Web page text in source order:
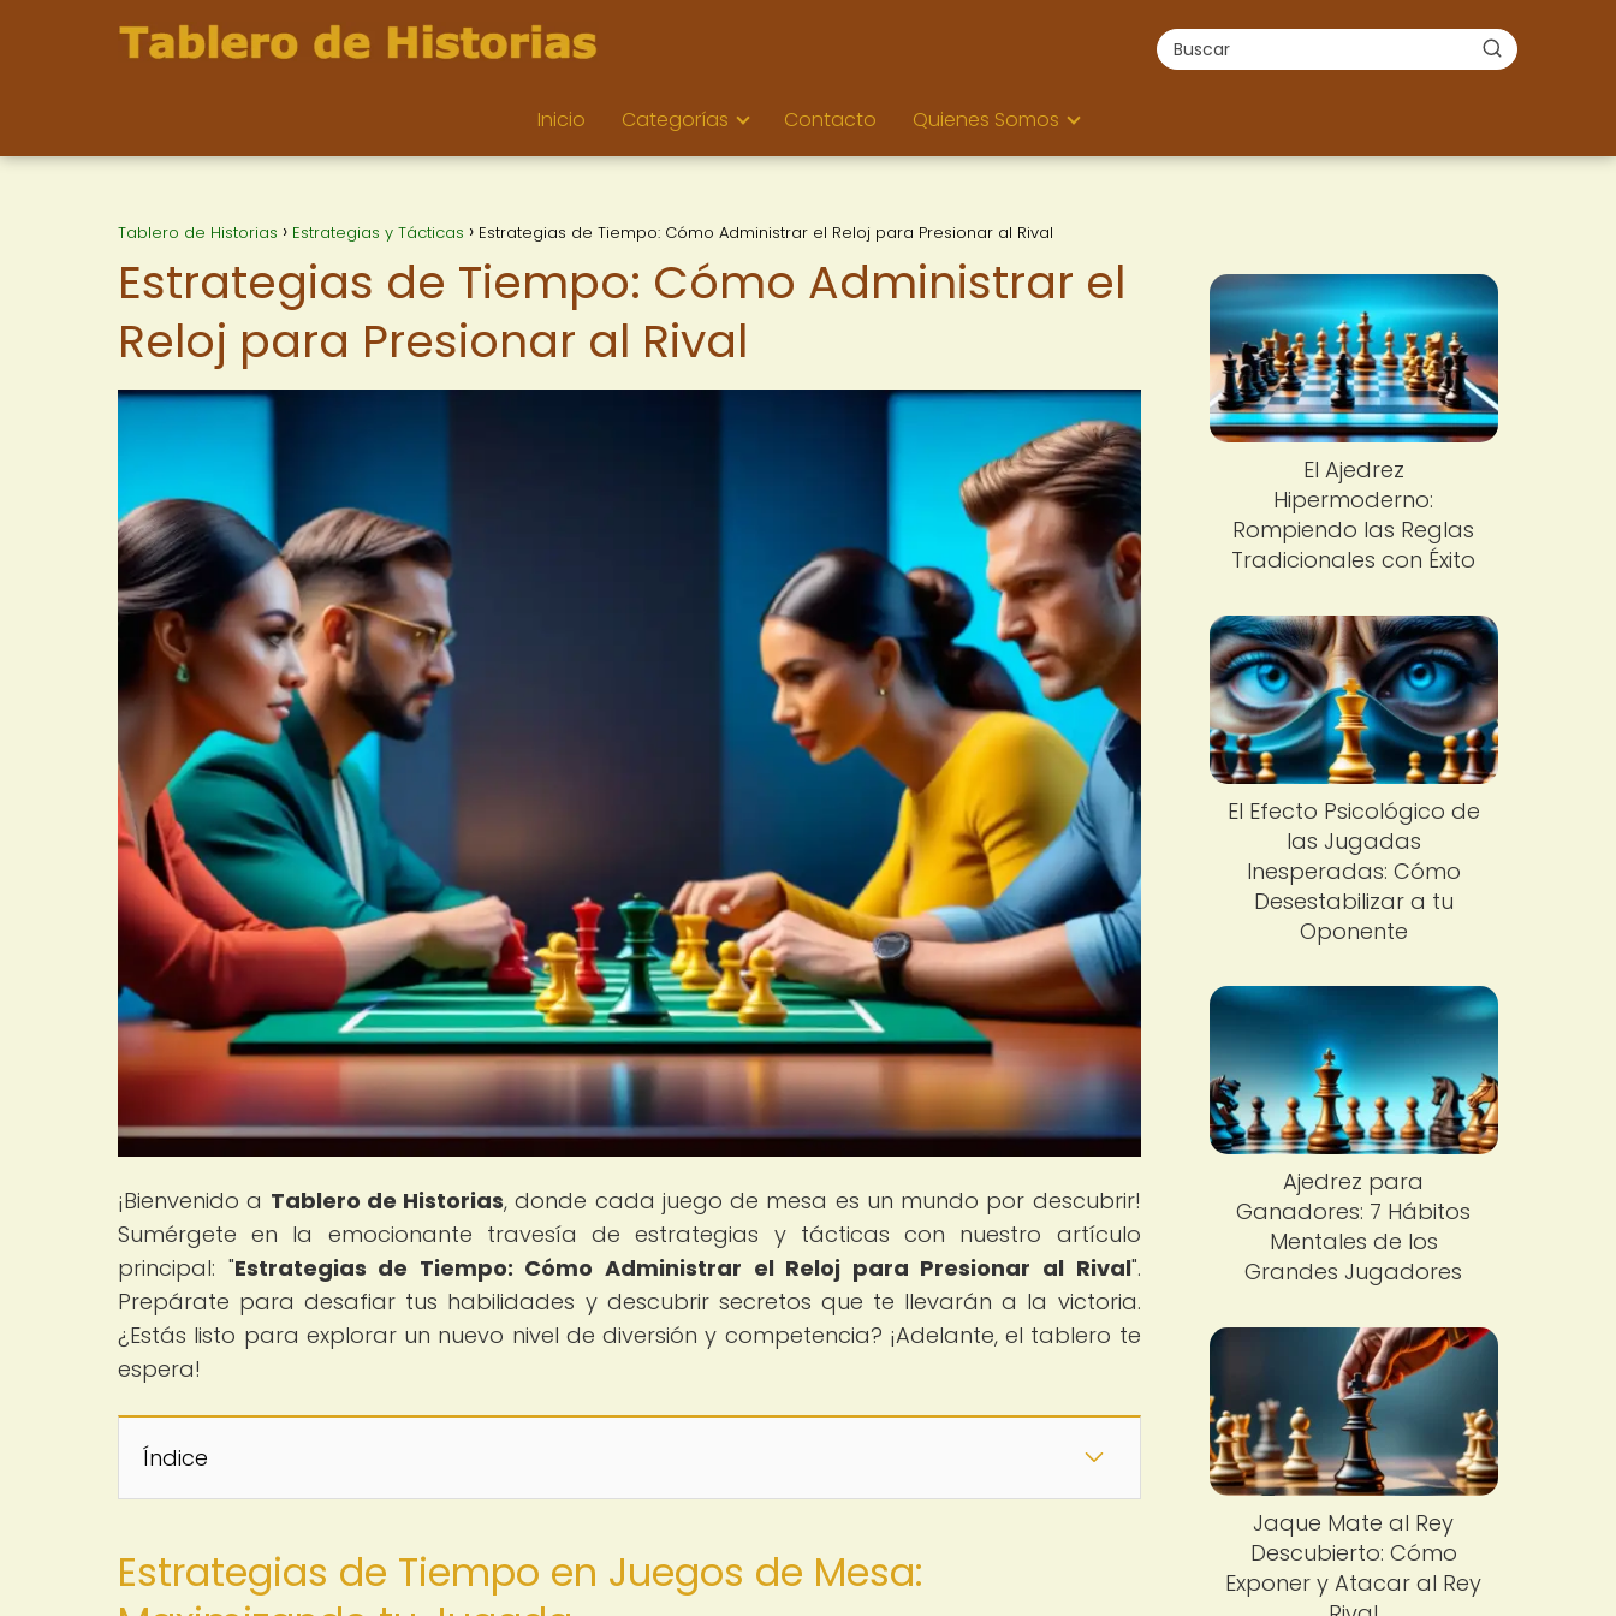
Inicio Categorías Contacto Quienes Somos
Tablero de Historias Estrategias y Tácticas Estrategias de Tiempo: Cómo Administrar el Reloj para Presionar al Rival
Estrategias de Tiempo: Cómo Administrar el
Reloj para Presionar al Rival
¡Bienvenido a Tablero de Historias, donde cada juego de mesa es un mundo por descubrir!
Sumérgete en la emocionante travesía de estrategias y tácticas con nuestro artículo
principal: "Estrategias de Tiempo: Cómo Administrar el Reloj para Presionar al Rival".
Prepárate para desafiar tus habilidades y descubrir secretos que te llevarán a la victoria.
¿Estás listo para explorar un nuevo nivel de diversión y competencia? ¡Adelante, el tablero te
espera!
Índice
Estrategias de Tiempo en Juegos de Mesa:
El Ajedrez
Hipermoderno:
Rompiendo las Reglas
Tradicionales con Éxito
El Efecto Psicológico de
las Jugadas
Inesperadas: Cómo
Desestabilizar a tu
Oponente
Ajedrez para
Ganadores: 7 Hábitos
Mentales de los
Grandes Jugadores
Jaque Mate al Rey
Descubierto: Cómo
Exponer y Atacar al Rey